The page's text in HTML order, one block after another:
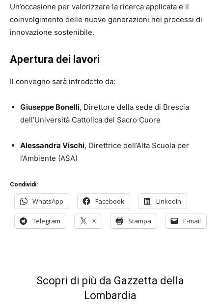
Un’occasione per valorizzare la ricerca applicata e il
coinvolgimento delle nuove generazioni nei processi di
innovazione sostenibile.
Apertura dei lavori
Il convegno sarà introdotto da:
Giuseppe Bonelli, Direttore della sede di Brescia
dell’Università Cattolica del Sacro Cuore
Alessandra Vischi, Direttrice dell’Alta Scuola per
l’Ambiente (ASA)
Condividi:
WhatsApp Facebook LinkedIn
Telegram X Stampa E-mail
Scopri di più da Gazzetta della
Lombardia